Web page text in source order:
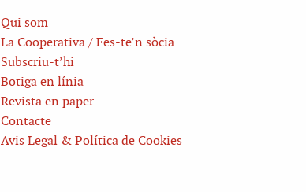
Qui som
La Cooperativa / Fes-te’n sòcia
Subscriu-t’hi
Botiga en línia
Revista en paper
Contacte
Avis Legal & Política de Cookies